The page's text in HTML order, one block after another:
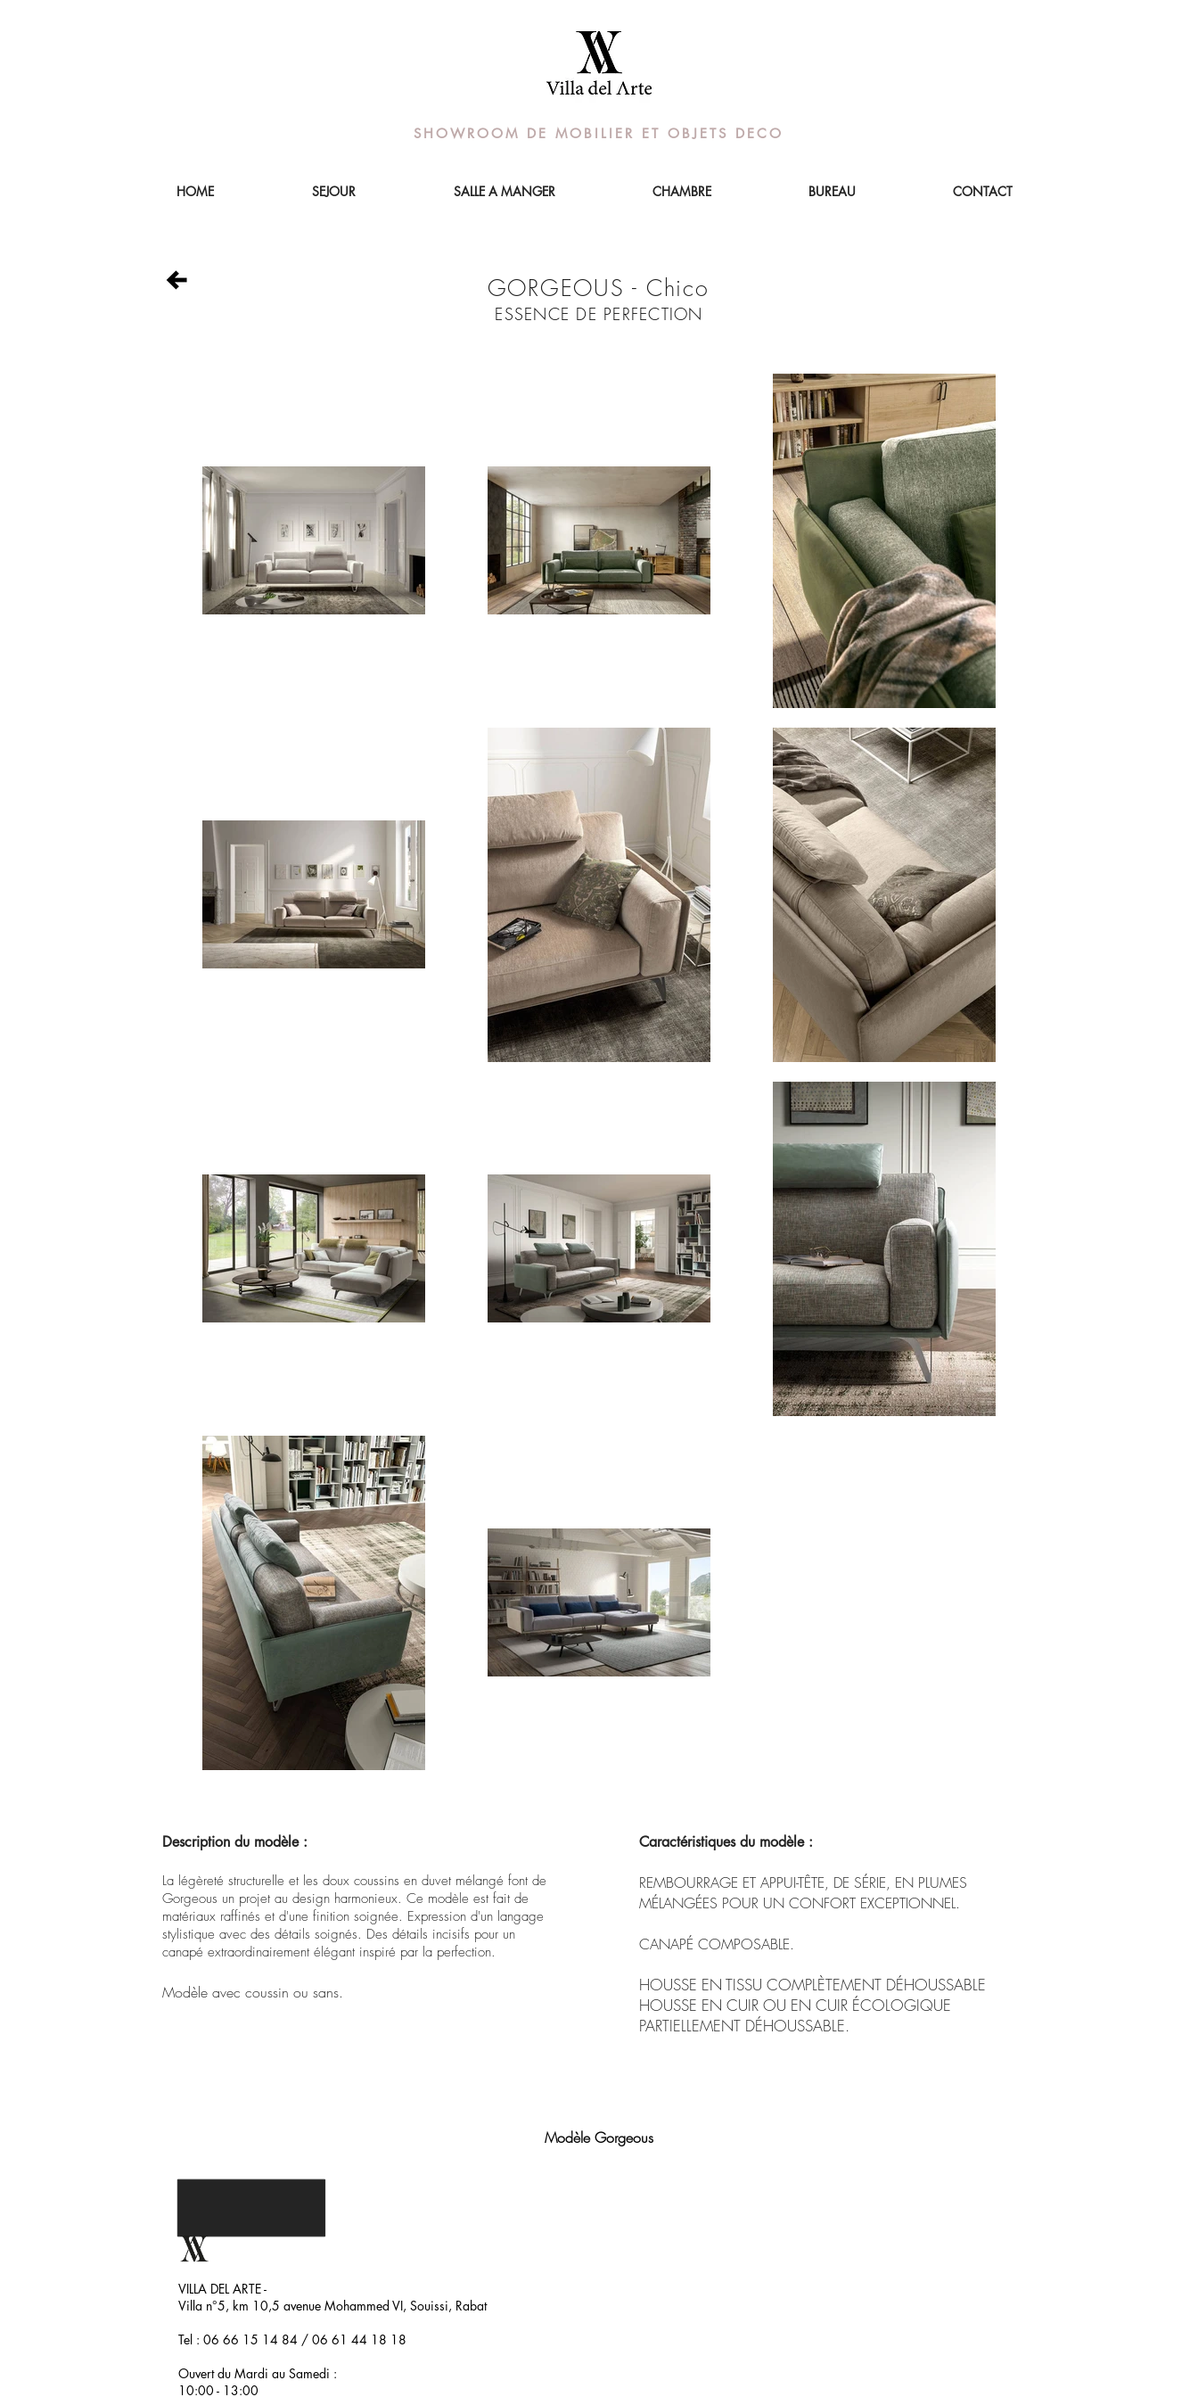
SHOWROOM DE MOBILIER ET OBJETS DECO
HOME SEJOUR SALLE A MANGER CHAMBRE BUREAU CONTACT
GORGEOUS - Chico
ESSENCE DE PERFECTION
Description du modèle:
La légèreté structurelle et les doux coussins en duvet mélangé font de
Gorgeous un projet au design harmonieux. Ce modèle est fait de
matériaux raffinés et d'une finition soignée. Expression d'un langage
stylistique avec des détails soignés. Des détails incisifs pour un
canapé extraordinairement élégant inspiré par la perfection.
Modèle avec coussin ou sans.
Caractéristiquesdu modèle:
REMBOURRAGE ET APPUI-TÊTE, DE SÉRIE, EN PLUMES
MÉLANGÉES POUR UN CONFORT EXCEPTIONNEL.
CANAPÉ COMPOSABLE.
HOUSSE EN TISSU COMPLÈTEMENT DÉHOUSSABLE
HOUSSE EN CUIR OU EN CUIR ÉCOLOGIQUE
PARTIELLEMENT DÉHOUSSABLE.
Modèle Gorgeous
VILLA DEL ARTE -
Villa n°5, km 10,5 avenue Mohammed VI, Souissi, Rabat
Tel : 06 66 15 14 84 / 06 61 44 18 18
Ouvert du Mardi au Samedi :
10:00 - 13:00